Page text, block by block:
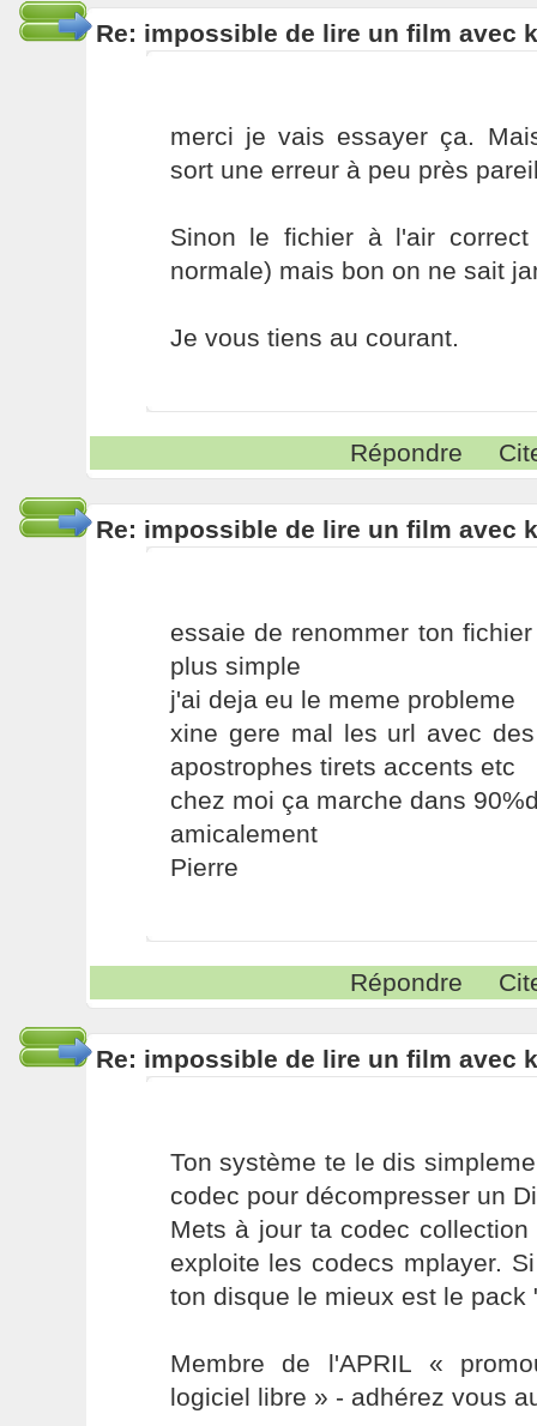
Re: impossible de lire un film avec
merci je vais essayer ça.
sort une erreur à peu près
Sinon le fichier à l'air
normale) mais bon on ne sait
Je vous tiens au courant.
Répondre
Re: impossible de lire un film avec
essaie de renommer ton
plus simple
j'ai deja eu le meme probleme
xine gere mal les url avec
apostrophes tirets accents etc
chez moi ça marche dans
amicalement
Pierre
Répondre
Re: impossible de lire un film avec
Ton système te le dis
codec pour décompresser un
Mets à jour ta codec
exploite les codecs mplayer.
ton disque le mieux est le pack
Membre de l'APRIL «
logiciel libre » - adhérez vous